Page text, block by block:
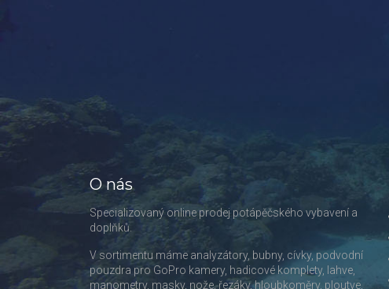
O nás
Specializovaný online prodej potápěčského vybavení a
doplňků.
V sortimentu máme analyzátory, bubny, cívky, podvodní
pouzdra pro GoPro kamery, hadicové komplety, lahve,
manometry, masky, nože, řezáky, hloubkoměry, ploutve,